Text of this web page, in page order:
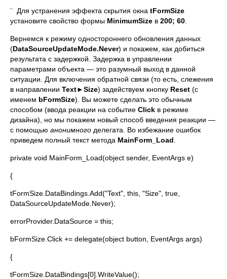
¨ Для устранения эффекта скрытия окна tFormSize
установите свойство формы MinimumSize в 200; 60
Вернемся к режиму одностороннего обновления данных
(DataSourceUpdateMode.Never) и покажем, как добиться
результата с задержкой. Задержка в управлении
параметрами объекта — это разумный выход в данной
ситуации. Для включения обратной связи (то есть, слежения
в направлении Text►Size) задействуем кнопку Reset (с
именем bFormSize). Вы можете сделать это обычным
способом (ввода реакции на событие Click в режиме
дизайна), но мы покажем новый способ введения реакции —
с помощью анонимного делегата. Во избежание ошибок
приведем полный текст метода MainForm_Load
private void MainForm_Load(object sender, EventArgs e)
{
tFormSize.DataBindings.Add("Text", this, "Size", true,
DataSourceUpdateMode.Never);
errorProvider.DataSource = this;
bFormSize.Click += delegate(object button, EventArgs args)
{
tFormSize.DataBindings[0].WriteValue();